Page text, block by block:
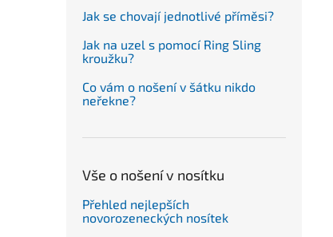
Jak se chovají jednotlivé příměsi?
Jak na uzel s pomocí Ring Sling
kroužku?
Co vám o nošení v šátku nikdo
neřekne?
Vše o nošení v nosítku
Přehled nejlepších
novorozeneckých nosítek